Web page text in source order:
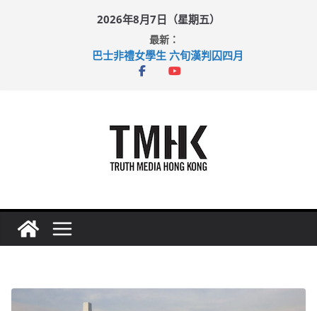
2026年8月7日（星期五）
最新：
巴士非禮女學生 六旬漢判囚四月
涉造假公屋富戶申報表 倉管員准保釋候訊